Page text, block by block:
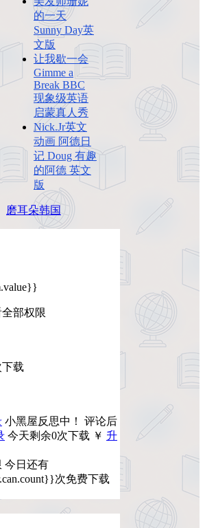
的一天
Sunny Day英
文版
让我歇一会
Gimme a
Break BBC
现象级英语
启蒙真人秀
Nick.Jr英文
动画 阿德日
记 Doug 有趣
的阿德 英文
版
磨耳朵韩国
部权限
载
小黑屋反思中！ 评论后
今天剩余0次下载 ￥ 升
今日还有
次免费下载